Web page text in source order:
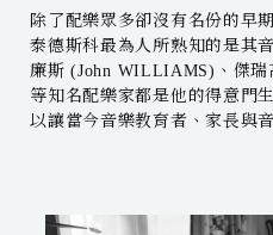
除了配樂眾多卻沒有名份的早
泰德斯科最為人所熟知的是其
廉斯 (John WILLIAMS)、傑
等知名配樂家都是他的得意門
以讓當今音樂教育者、家長與